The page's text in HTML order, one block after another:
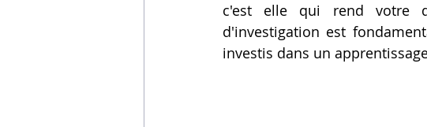
c'est elle qui rend votre
d'investigation est
investis dans un